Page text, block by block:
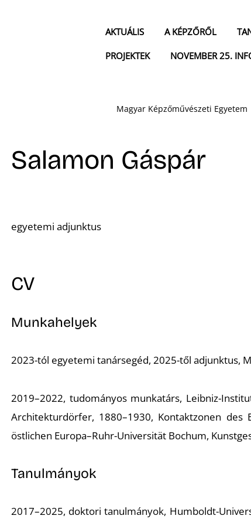
AKTUÁLIS A KÉPZŐRŐL
PROJEKTEK
NOVEMBER 25.
Magyar Képzőművészeti Egyetem
Salamon Gáspár
egyetemi adjunktus
CV
Munkahelyek
2023-tól egyetemi tanársegéd, 2025-től adjunktus,
2019–2022, tudományos munkatárs, Leibniz-
Architekturdörfer, 1880–1930, Kontaktzonen des
östlichen Europa–Ruhr-Universität Bochum,
Tanulmányok
2017–2025, doktori tanulmányok, Humboldt-